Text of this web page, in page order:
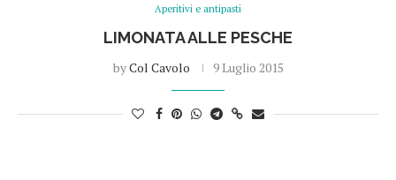
Aperitivi e antipasti
LIMONATA ALLE PESCHE
byCol Cavolo 9 Luglio 2015